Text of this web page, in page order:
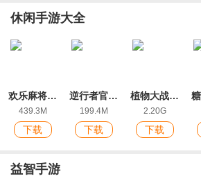
休闲手游大全
欢乐麻将全集2022新版红中玩法
439.3M
下载
逆行者官方版
199.4M
下载
植物大战僵尸2ios版
2.20G
下载
益智手游